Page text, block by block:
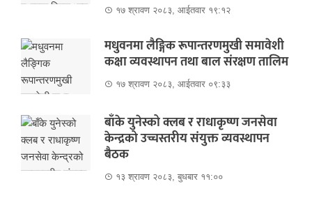
१७ श्रावण २०८३, आईतवार १९:१२
मधुवनमा लैङ्गिक रूपान्तरणमुखी समावेशी
कक्षा व्यवस्थापन तथा बाल संरक्षण तालिम
१७ श्रावण २०८३, आईतवार ०९:३३
बाँके युनेस्को क्लब र राधाकृष्ण जनसेवा
केन्द्रको उच्चस्तरीय संयुक्त व्यवस्थापन
बैठक
१३ श्रावण २०८३, बुधबार ११:००